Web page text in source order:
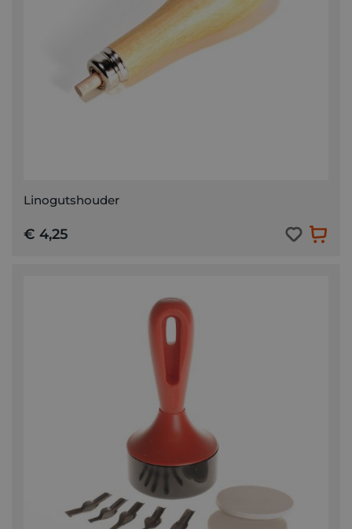
Linogutshouder
€ 4,25